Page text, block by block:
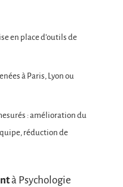
en place d’outils de
à Paris, Lyon ou
: amélioration du
réduction de
à Psychologie